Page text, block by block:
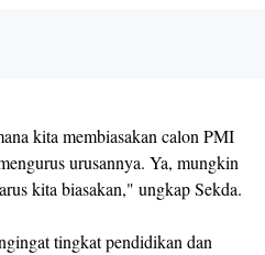
kita membiasakan calon PMI
urusannya. Ya, mungkin
kita biasakan," ungkap Sekda.
tingkat pendidikan dan